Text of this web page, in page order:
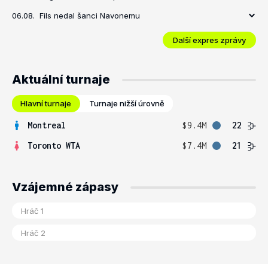
06.08. Fils nedal šanci Navonemu
Další expres zprávy
Aktuální turnaje
Hlavní turnaje Turnaje nižší úrovně
Montreal $9.4M
22
Toronto WTA
$7.4M 21
Vzájemné zápasy